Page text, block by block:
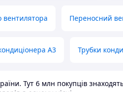
вентилятора Переносний
А3 Трубки
Тут 6 млн покупців